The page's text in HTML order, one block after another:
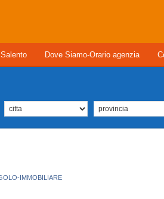
Dove Siamo-Orario agenzia
IMMOBILIARE